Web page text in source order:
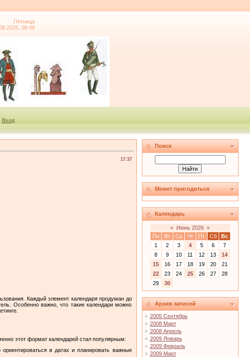
Пятница
08:48
Вход
17:37
Каждый элемент календаря продуман до
Особенно важно, что такие календари можно
этот формат календарей стал популярным:
в датах и планировать важные
Поиск
Может пригодиться
Календарь
« Июнь 2026 »
Пн
Вт Ср Чт Пт Сб
Вс
1
2 3 4 5 6
7
8
9 10 11 12 13
14
15
16 17 18 19 20
21
22
23 24 25 26 27
28
29
30
Архив записей
2005 Сентябрь
2008 Март
2008 Апрель
2009 Январь
2009 Февраль
2009 Март